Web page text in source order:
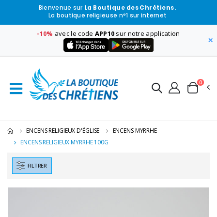
Bienvenue sur La Boutique des Chrétiens.
La boutique religieuse n°1 sur internet
-10% avec le code APP10 sur notre application
×
0
ENCENS RELIGIEUX D'ÉGLISE
ENCENS MYRRHE
ENCENS RELIGIEUX MYRRHE 100G
FILTRER